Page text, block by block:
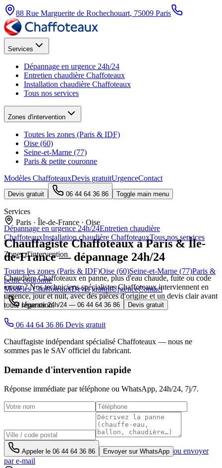
88 Rue Marguerite de Rochechouart, 75009 Paris
Services
Dépannage en urgence 24h/24
Entretien chaudière Chaffoteaux
Installation chaudière Chaffoteaux
Tous nos services
Zones d'intervention
Toutes les zones (Paris & IDF)
Oise (60)
Seine-et-Marne (77)
Paris & petite couronne
Modèles ChaffoteauxDevis gratuitUrgenceContact
Devis gratuit 06 44 64 36 86 Toggle main menu
Services
Dépannage en urgence 24h/24Entretien chaudière
ChaffoteauxInstallation chaudière ChaffoteauxTous nos services
Zones d'intervention
Toutes les zones (Paris & IDF)Oise (60)Seine-et-Marne (77)Paris &
petite couronne
Modèles ChaffoteauxDevis gratuitUrgenceContact
Urgence 24h/24 — 06 44 64 36 86 Devis gratuit
Paris · Île-de-France · Oise
ChauffagisteChaffoteauxà Paris & Île-
de-France — dépannage 24h/24
Chaudière Chaffoteaux en panne, plus d'eau chaude, fuite ou code
erreur ? Nos techniciens spécialistes Chaffoteaux interviennent en
urgence, jour et nuit, avec des pièces d'origine et un devis clair avant
toute réparation.
06 44 64 36 86 Devis gratuit
Chauffagiste indépendant spécialisé Chaffoteaux — nous ne
sommes pas le SAV officiel du fabricant.
Demande d'intervention rapide
Réponse immédiate par téléphone ou WhatsApp, 24h/24, 7j/7.
Appeler le 06 44 64 36 86 Envoyer sur WhatsApp ou envoyer
par e-mail